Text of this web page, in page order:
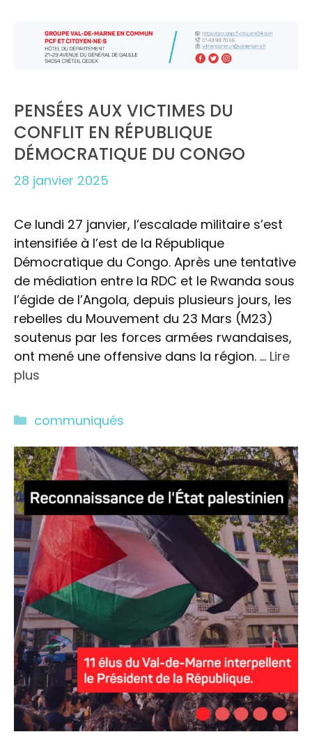
PENSÉES AUX VICTIMES DU
CONFLIT EN RÉPUBLIQUE
DÉMOCRATIQUE DU CONGO
28 janvier 2025
Ce lundi 27 janvier, l’escalade militaire s’est
intensifiée à l’est de la République
Démocratique du Congo. Après une tentative
de médiation entre la RDC et le Rwanda sous
l’égide de l’Angola, depuis plusieurs jours, les
rebelles du Mouvement du 23 Mars (M23)
soutenus par les forces armées rwandaises,
ont mené une offensive dans la région. … Lire
plus
Catégories
communiqués